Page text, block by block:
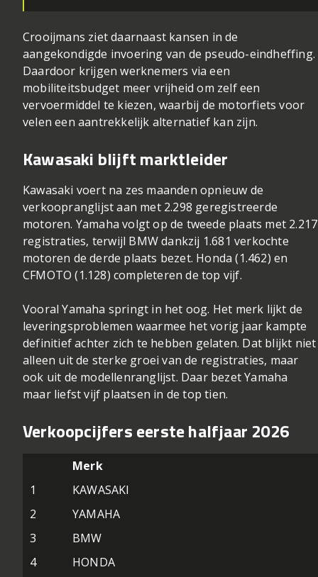
Crooijmans ziet daarnaast kansen in de
aangekondigde invoering van de pseudo-eindheffing.
Daardoor krijgen werknemers via een
mobiliteitsbudget meer vrijheid om zelf een
vervoermiddel te kiezen, waarbij de motorfiets voor
velen een aantrekkelijk alternatief kan zijn.
Kawasaki blijft marktleider
Kawasaki voert na zes maanden opnieuw de
verkoopranglijst aan met 2.298 geregistreerde
motoren. Yamaha volgt op de tweede plaats met 2.217
registraties, terwijl BMW dankzij 1.681 verkochte
motoren de derde plaats bezet. Honda (1.462) en
CFMOTO (1.128) completeren de top vijf.
Vooral Yamaha springt in het oog. Het merk lijkt de
leveringsproblemen waarmee het vorig jaar kampte
definitief achter zich te hebben gelaten. Dat blijkt niet
alleen uit de sterke groei van de registraties, maar
ook uit de modellenranglijst. Daar bezet Yamaha
maar liefst vijf plaatsen in de top tien.
Verkoopcijfers eerste halfjaar 2026
Merk
1
KAWASAKI
2
YAMAHA
3
BMW
4
HONDA